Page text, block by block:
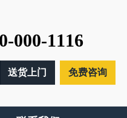
000-1116
送货上门 免费咨询